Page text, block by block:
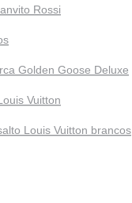
Rossi
Golden Goose Deluxe
Vuitton
Louis Vuitton brancos